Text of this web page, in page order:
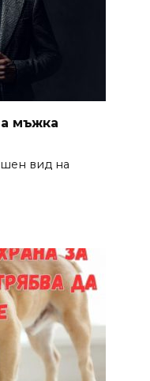
мъжка
вид на